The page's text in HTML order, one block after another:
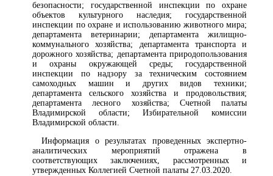
безопасности; государственной инспекции по охране
объектов культурного наследия; государственной
инспекции по охране и использованию животного мира;
департамента ветеринарии; департамента жилищно-
коммунального хозяйства; департамента транспорта и
дорожного хозяйства; департамента природопользования
и охраны окружающей среды; государственной
инспекции по надзору за техническим состоянием
самоходных машин и других видов техники;
департамента сельского хозяйства и продовольствия;
департамента лесного хозяйства; Счетной палаты
Владимирской области; Избирательной комиссии
Владимирской области.
Информация о результатах проведенных экспертно-
аналитических мероприятий отражена в
соответствующих заключениях, рассмотренных и
утвержденных Коллегией Счетной палаты 27.03.2020.